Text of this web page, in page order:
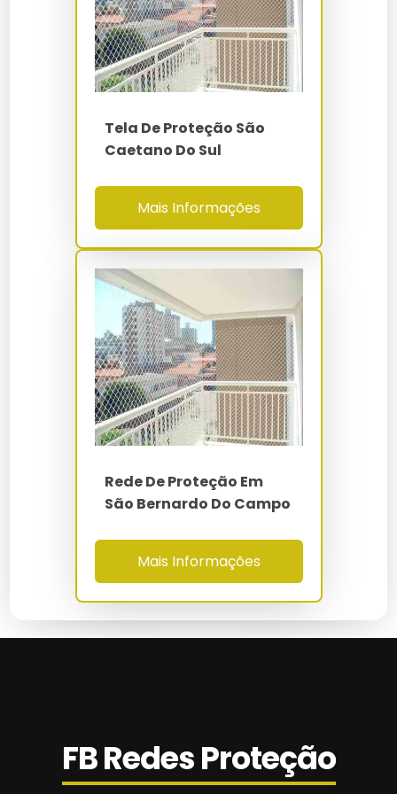
Instalação Rede De Proteção Para
Indústria
Instalar Tela De Proteção
Preço De Instalação De Tela De Proteção
Preço Instalação De Rede De Proteção
Rede De Proteção Instalação
Rede De Proteção Instalar
Tela De Proteção Instalação
Valor Da Instalação De Tela De Proteção
Rede De Proteção Campo De Futebol
Rede De Proteção Comprar
Rede De Proteção Construção Civil
Rede De Proteção Contra Pombos
Rede De Proteção De Polietileno
Rede De Proteção Em Campinas
Rede De Proteção Em Mauá
Rede De Proteção Em Santo André
Rede De Proteção Em São Bernardo Do
Rede De Proteção Em São Caetano Do Sul
Rede De Proteção Escada Em Campinas
Rede De Proteção Esportiva
Rede De Proteção Metro
(Taber CS-10)
Normas
NBR 16046-1/2/3 -
NR-12 - NR-18 - NR-
35
Tela De Proteção São
Caetano Do Sul
Mais Informações
Rede De Proteção Em
São Bernardo Do Campo
Mais Informações
FB Redes Proteção